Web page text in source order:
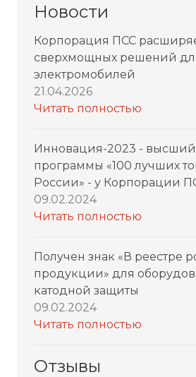
Новости
Корпорация ПСС
сверхмощных решений
электромобилей
21.04.2026
Читать полностью
Инновация-2023 -
программы «100 лучших
России» - у Корпорации
09.02.2024
Читать полностью
Получен знак «В реестре
продукции» для
катодной защиты
09.02.2024
Читать полностью
Отзывы